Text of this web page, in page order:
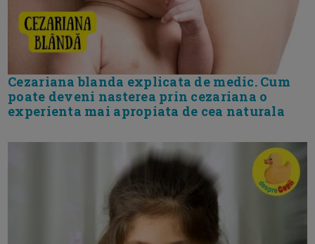
Cezariana blanda explicata de medic. Cum
poate deveni nasterea prin cezariana o
experienta mai apropiata de cea naturala